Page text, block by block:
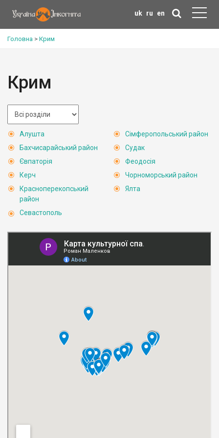
uk ru en
Головна > Крим
Крим
Алушта
Бахчисарайський район
Євпаторія
Керч
Красноперекопський
район
Севастополь
Сімферопольський район
Судак
Феодосія
Чорноморський район
Ялта